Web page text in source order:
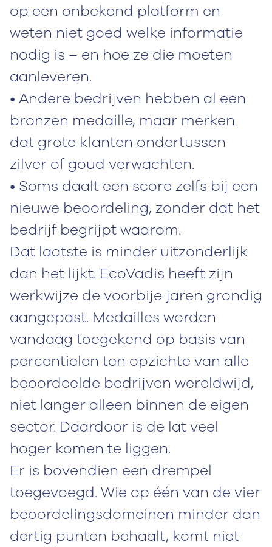
op een onbekend platform en
weten niet goed welke informatie
nodig is – en hoe ze die moeten
aanleveren.
• Andere bedrijven hebben al een
bronzen medaille, maar merken
dat grote klanten ondertussen
zilver of goud verwachten.
• Soms daalt een score zelfs bij een
nieuwe beoordeling, zonder dat het
bedrijf begrijpt waarom.
Dat laatste is minder uitzonderlijk
dan het lijkt. EcoVadis heeft zijn
werkwijze de voorbije jaren grondig
aangepast. Medailles worden
vandaag toegekend op basis van
percentielen ten opzichte van alle
beoordeelde bedrijven wereldwijd,
niet langer alleen binnen de eigen
sector. Daardoor is de lat veel
hoger komen te liggen.
Er is bovendien een drempel
toegevoegd. Wie op één van de vier
beoordelingsdomeinen minder dan
dertig punten behaalt, komt niet